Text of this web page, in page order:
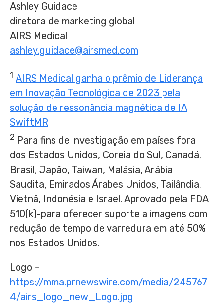
Ashley Guidace
diretora de marketing global
AIRS Medical
ashley.guidace@airsmed.com
1 AIRS Medical ganha o prêmio de Liderança
em Inovação Tecnológica de 2023 pela
solução de ressonância magnética de IA
SwiftMR
2 Para fins de investigação em países fora
dos Estados Unidos, Coreia do Sul, Canadá,
Brasil, Japão, Taiwan, Malásia, Arábia
Saudita, Emirados Árabes Unidos, Tailândia,
Vietnã, Indonésia e Israel. Aprovado pela FDA
510(k)-para oferecer suporte a imagens com
redução de tempo de varredura em até 50%
nos Estados Unidos.
Logo –
https://mma.prnewswire.com/media/245767
4/airs_logo_new_Logo.jpg